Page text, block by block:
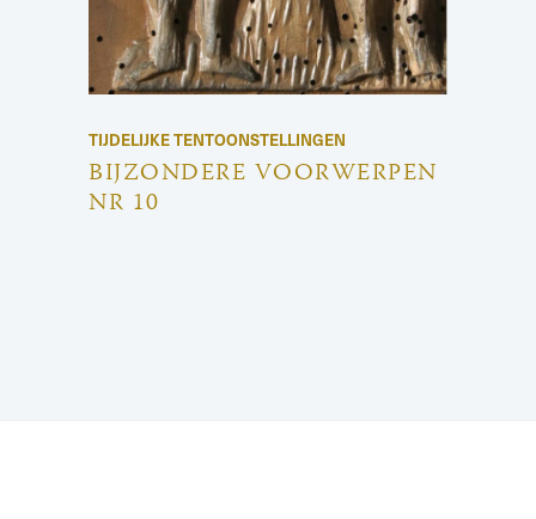
TIJDELIJKE TENTOONSTELLINGEN
BIJZONDERE VOORWERPEN
NR 10